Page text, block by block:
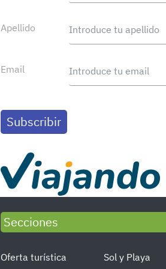
Apellido
Email
Secciones
Oferta turística Sol y Playa